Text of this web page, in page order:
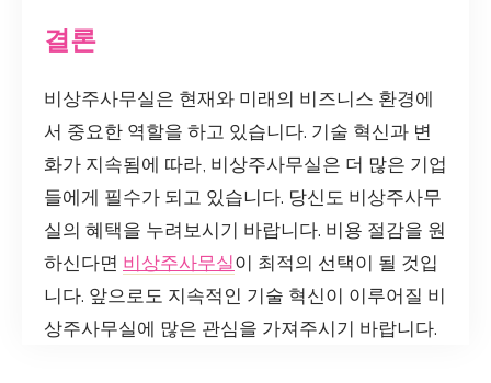
결론
비상주사무실은 현재와 미래의 비즈니스 환경에
서 중요한 역할을 하고 있습니다. 기술 혁신과 변
화가 지속됨에 따라, 비상주사무실은 더 많은 기업
들에게 필수가 되고 있습니다. 당신도 비상주사무
실의 혜택을 누려보시기 바랍니다. 비용 절감을 원
하신다면 비상주사무실이 최적의 선택이 될 것입
니다. 앞으로도 지속적인 기술 혁신이 이루어질 비
상주사무실에 많은 관심을 가져주시기 바랍니다.